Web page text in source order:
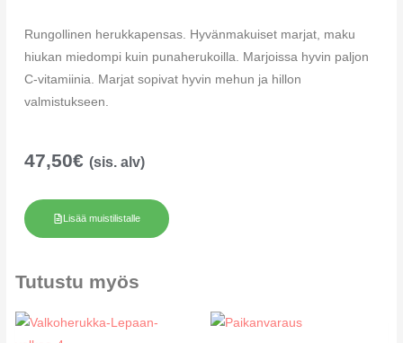
Rungollinen herukkapensas. Hyvänmakuiset marjat, maku
hiukan miedompi kuin punaherukoilla. Marjoissa hyvin paljon
C-vitamiinia. Marjat sopivat hyvin mehun ja hillon
valmistukseen.
47,50€ (sis. alv)
Lisää muistilistalle
Tutustu myös